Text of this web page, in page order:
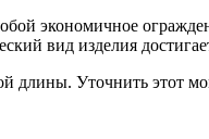
экономичное
вид изделия
длины. Уточнить этот